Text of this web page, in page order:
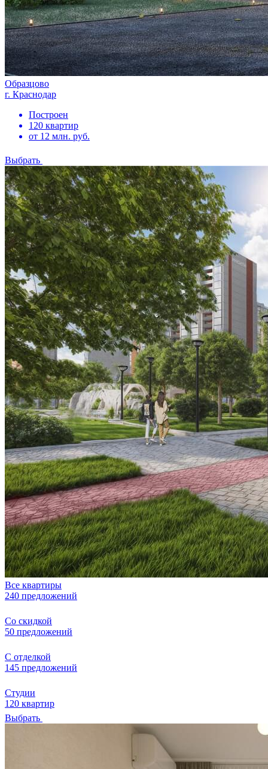
Образцово
г. Краснодар
Построен
120 квартир
от 12 млн. руб.
Выбрать
Все квартиры
240 предложений
Со скидкой
50 предложений
С отделкой
145 предложений
Студии
120 квартир
Выбрать